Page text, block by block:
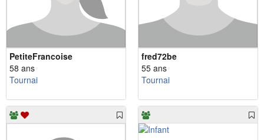
PetiteFrancoise
58 ans
Tournai
fred72be
55 ans
Tournai